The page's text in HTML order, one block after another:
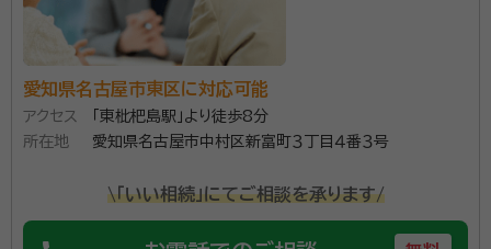
愛知県名古屋市東区に対応可能
アクセス
「東枇杷島駅」より徒歩8分
所在地
愛知県名古屋市中村区新富町３丁目４番３号
\「いい相続」にてご相談を承ります/